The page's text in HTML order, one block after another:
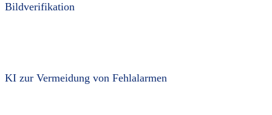
Bildverifikation
KI zur Vermeidung von Fehlalarmen